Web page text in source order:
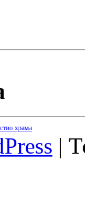
храма
|